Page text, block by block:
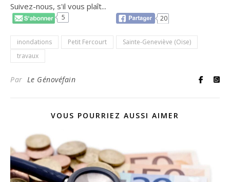
Suivez-nous, s'il vous plaît...
5 20
inondations Petit Fercourt
Sainte-Geneviève (Oise)
travaux
Par Le Génovéfain
VOUS POURRIEZ AUSSI AIMER